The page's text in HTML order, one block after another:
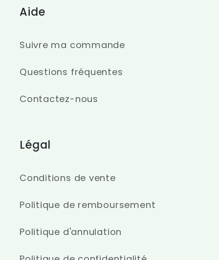
Aide
Suivre ma commande
Questions fréquentes
Contactez-nous
Légal
Conditions de vente
Politique de remboursement
Politique d'annulation